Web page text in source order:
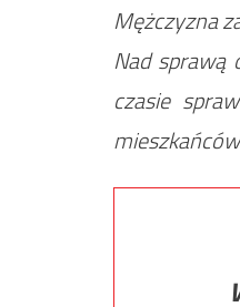
Mężczyzna
Nad sprawą
czasie